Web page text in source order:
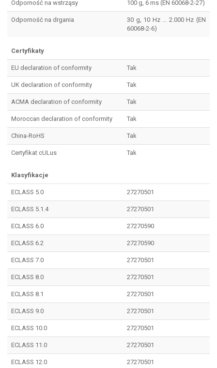
Odporność na wstrząsy 100 g, 6 ms (EN 60068-2-27)
Odporność na drgania
30 g, 10 Hz ... 2.000 Hz (EN
60068-2-6)
Certyfikaty
EU declaration of conformity Tak
UK declaration of conformity Tak
ACMA declaration of conformity Tak
Moroccan declaration of conformity Tak
China-RoHS Tak
Certyfikat cULus Tak
Klasyfikacje
ECLASS 5.0 27270501
ECLASS 5.1.4 27270501
ECLASS 6.0 27270590
ECLASS 6.2 27270590
ECLASS 7.0 27270501
ECLASS 8.0 27270501
ECLASS 8.1 27270501
ECLASS 9.0 27270501
ECLASS 10.0 27270501
ECLASS 11.0 27270501
ECLASS 12.0 27270501